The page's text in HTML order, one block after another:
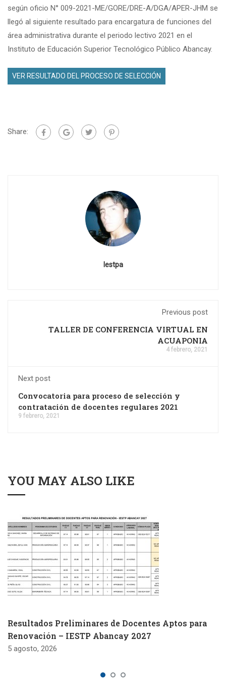
según oficio N° 009-2021-ME/GORE/DRE-A/DGA/APER-JHM se
llegó al siguiente resultado para encargatura de funciones del
área administrativa durante el periodo lectivo 2021 en el
Instituto de Educación Superior Tecnológico Público Abancay.
VER RESULTADO DEL PROCESO DE SELECCIÓN
Share:
Iestpa
Previous post
TALLER DE CONFERENCIA VIRTUAL EN
ACUAPONIA
4 febrero, 2021
Next post
Convocatoria para proceso de selección y
contratación de docentes regulares 2021
9 febrero, 2021
YOU MAY ALSO LIKE
Resultados Preliminares de Docentes Aptos para
Renovación – IESTP Abancay 2027
5 agosto, 2026